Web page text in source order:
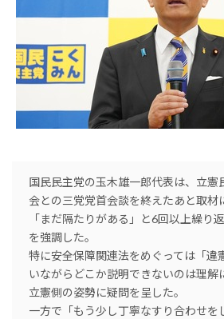
国民民主党の玉木雄一郎代表は、立憲
会との三党党首会談を終えたあと取材
「まだ隔たりがある」と6回以上繰り
を強調した。
特に安全保障関連法をめぐっては「違
いながらどこか説明できないのは理解
立憲側の姿勢に疑問を呈した。
一方で「もう少し丁寧なすり合わせを